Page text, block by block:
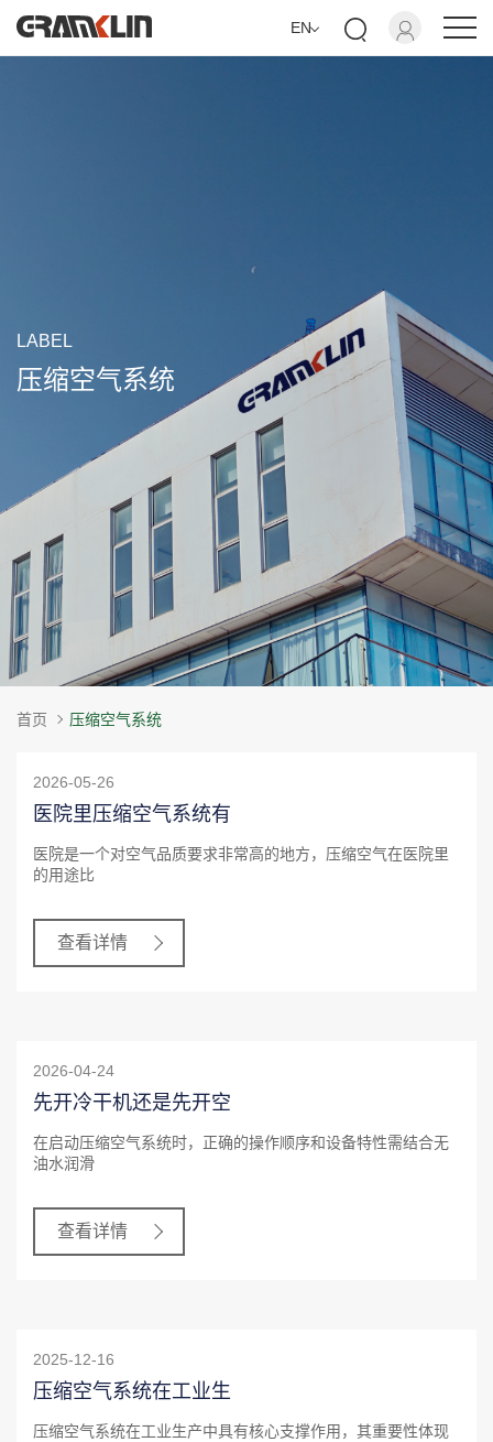
EN
LABEL
压缩空气系统
首页 压缩空气系统
2026-05-26
医院里压缩空气系统有
医院是一个对空气品质要求非常高的地方，压缩空气在医院里
的用途比
查看详情
2026-04-24
先开冷干机还是先开空
在启动压缩空气系统时，正确的操作顺序和设备特性需结合无
油水润滑
查看详情
2025-12-16
压缩空气系统在工业生
压缩空气系统在工业生产中具有核心支撑作用，其重要性体现